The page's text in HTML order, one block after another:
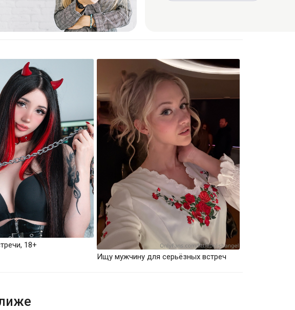
18+
Ищу мужчину для серьёзных встреч